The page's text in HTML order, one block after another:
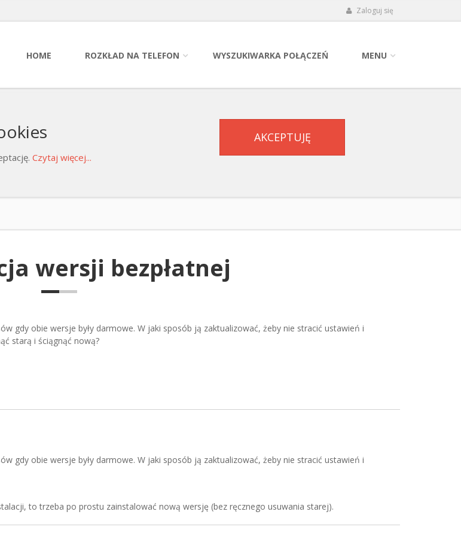
Zaloguj się
HOME ROZKŁAD NA TELEFON WYSZUKIWARKA POŁĄCZEŃ MENU
Czytaj więcej...
AKCEPTUJĘ
wersji bezpłatnej
gdy obie wersje były darmowe. W jaki sposób ją zaktualizować, żeby nie stracić ustawień i
starą i ściągnąć nową?
gdy obie wersje były darmowe. W jaki sposób ją zaktualizować, żeby nie stracić ustawień i
to trzeba po prostu zainstalować nową wersję (bez ręcznego usuwania starej).